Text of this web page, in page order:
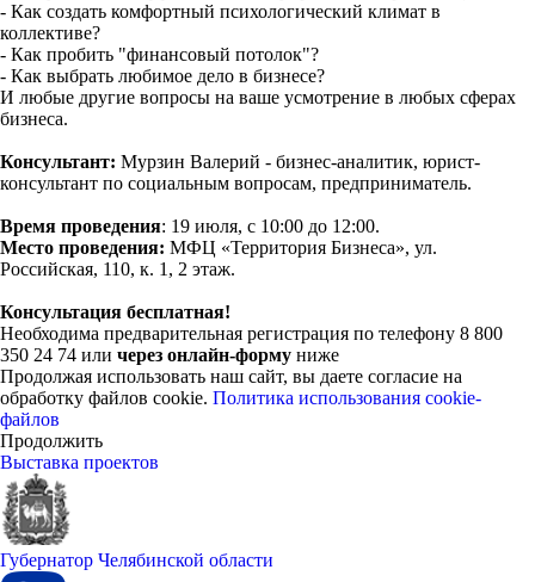
- Как создать комфортный психологический климат в
коллективе?
- Как пробить "финансовый потолок"?
- Как выбрать любимое дело в бизнесе?
И любые другие вопросы на ваше усмотрение в любых сферах
бизнеса.
Консультант: Мурзин Валерий - бизнес-аналитик, юрист-
консультант по социальным вопросам, предприниматель.
Время проведения: 19 июля, с 10:00 до 12:00.
Место проведения: МФЦ «Территория Бизнеса», ул.
Российская, 110, к. 1, 2 этаж.
Консультация бесплатная!
Необходима предварительная регистрация по телефону 8 800
350 24 74 или через онлайн-форму ниже
Продолжая использовать наш сайт, вы даете согласие на
обработку файлов cookie. Политика использования cookie-
файлов
Продолжить
Выставка проектов
Губернатор Челябинской области